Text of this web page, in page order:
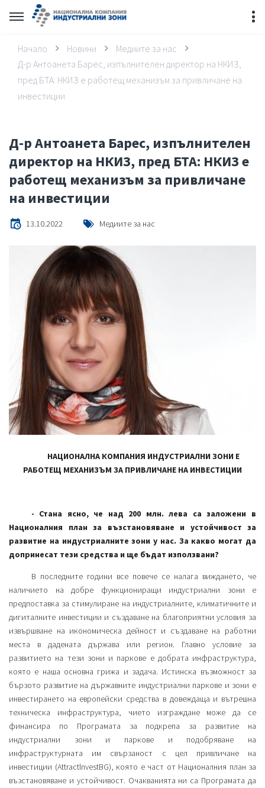
Начало Новини
Медиите за нас
Д-р Антоанета Барес, изпълнителен директор на НКИЗ,
пред БТА: НКИЗ е работещ механизъм за привличане на
инвестиции
Д-р Антоанета Барес, изпълнителен
директор на НКИЗ, пред БТА: НКИЗ е
работещ механизъм за привличане
на инвестиции
13.10.2022 Медиите за нас
НАЦИОНАЛНА КОМПАНИЯ ИНДУСТРИАЛНИ ЗОНИ Е
РАБОТЕЩ МЕХАНИЗЪМ ЗА ПРИВЛИЧАНЕ НА ИНВЕСТИЦИИ
- Стана ясно, че над 200 млн. лева са заложени в
Националния план за възстановяване и устойчивост за
развитие на индустриалните зони у нас. За какво могат да
допринесат тези средства и ще бъдат използвани?
В последните години все повече се налага виждането, че
наличието на добре функциониращи индустриални зони е
предпоставка за стимулиране на индустриалните, климатичните и
дигиталните инвестиции и създаване на благоприятни условия за
извършване на икономическа дейност и създаване на работни
места в дадената държава или регион. Главно условие за
развитието на тези зони и паркове е добрата инфраструктура,
която е наша основна грижа и задача. Истинска възможност за
бързото развитие на държавните индустриални паркове и зони е
инвестирането на европейски средства в довеждаща и вътрешна
техническа инфраструктура, чието изграждане може да се
финансира по Програмата за подкрепа за развитие на
индустриални зони и паркове и подобряване на
инфраструктурната им свързаност с цел привличане на
инвестиции (AttractlnvestBG), която е част от Националния план за
възстановяване и устойчивост. Очакванията ни са Програмата да